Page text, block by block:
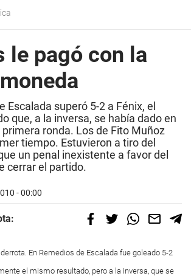
le pagó con la
Escalada superó 5-2 a Fénix, el
que, a la inversa, se había dado en
ronda. Los de Fito Muñoz
tiempo. Estuvieron a tiro del
un penal inexistente a favor del
cerrar el partido.
- 00:00
En Remedios de Escalada fue goleado 5-2
el mismo resultado, pero a la inversa, que se